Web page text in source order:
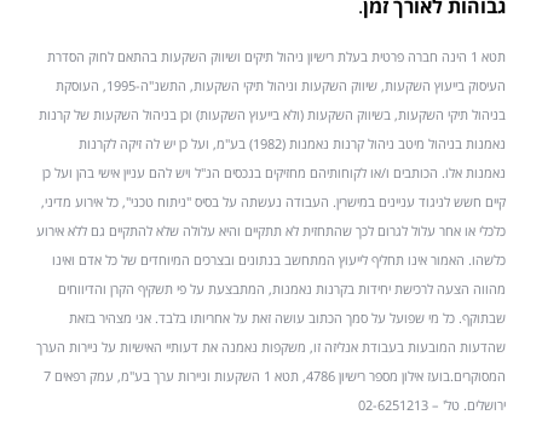
גבוהות לאורך זמן.
תטא 1 הינה חברה פרטית בעלת רישיון ניהול תיקים ושיווק השקעות בהתאם לחוק הסדרת
העיסוק בייעוץ השקעות, שיווק השקעות וניהול תיקי השקעות, התשנ"ה-1995, העוסקת
בניהול תיקי השקעות, בשיווק השקעות (ולא בייעוץ השקעות) וכן בניהול השקעות של קרנות
נאמנות בניהול מיטב ניהול קרנות נאמנות (1982) בע"מ, ועל כן יש לה זיקה לקרנות
נאמנות אלו. הכותבים ו/או לקוחותיהם מחזיקים בנכסים הנ"ל ויש להם עניין אישי בהן ועל כן
קיים חשש לניגוד עניינים במישרין. העבודה נעשתה על בסיס "ניתוח טכני", כל אירוע מדיני,
כלכלי או אחר עלול לגרום לכך שהתחזית לא תתקיים והיא עלולה שלא להתקיים גם ללא אירוע
כלשהו. האמור אינו תחליף לייעוץ המתחשב בנתונים ובצרכים המיוחדים של כל אדם ואינו
מהווה הצעה לרכישת יחידות בקרנות נאמנות, המתבצעת על פי תשקיף הקרן והדיווחים
שבתוקף. כל מי שפועל על סמך הכתוב עושה זאת על אחריותו בלבד. אני מצהיר בזאת
שהדעות המובעות בעבודת אנליזה זו, משקפות נאמנה את דעותיי האישיות על ניירות הערך
המסוקרים.בועז אילון מספר רישיון 4786, תטא 1 השקעות וניירות ערך בע"מ, עמק רפאים 7
ירושלים. טל' – 02-6251213